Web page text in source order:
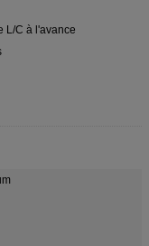
L/C à l'avance